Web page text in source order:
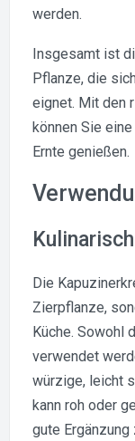
werden.
Insgesamt ist
Pflanze, die
eignet. Mit den
können Sie
Ernte genießen.
Die
Zierpflanze,
Küche. Sowohl
verwendet
würzige, leicht
kann roh oder
gute Ergänzung